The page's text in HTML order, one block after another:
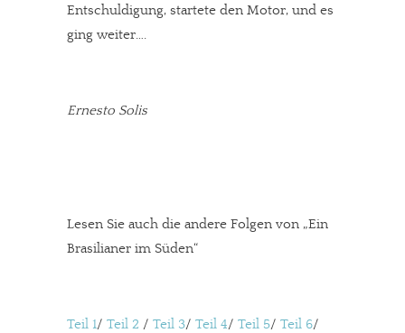
Entschuldigung, startete den Motor, und es
ging weiter….
Ernesto Solis
Lesen Sie auch die andere Folgen von „Ein
Brasilianer im Süden“
Teil 1/ Teil 2 / Teil 3/ Teil 4/ Teil 5/ Teil 6/